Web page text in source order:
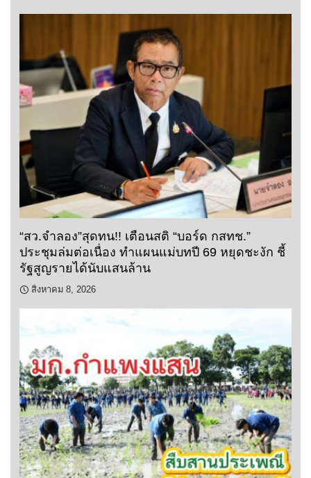
“สว.จำลอง”สุดทน!! เตือนสติ “บอร์ด กสทช.”
ประชุมล่มต่อเนื่อง ทำแผนแม่บทปี 69 หยุดชะงัก ชี้
รัฐสูญรายได้นับแสนล้าน
สิงหาคม 8, 2026